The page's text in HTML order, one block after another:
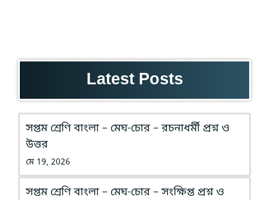
Latest Posts
সপ্তম শ্রেণি বাংলা – মেঘ-চোর – রচনাধর্মী প্রশ্ন ও
উত্তর
মে 19, 2026
সপ্তম শ্রেণি বাংলা – মেঘ-চোর – সংক্ষিপ্ত প্রশ্ন ও